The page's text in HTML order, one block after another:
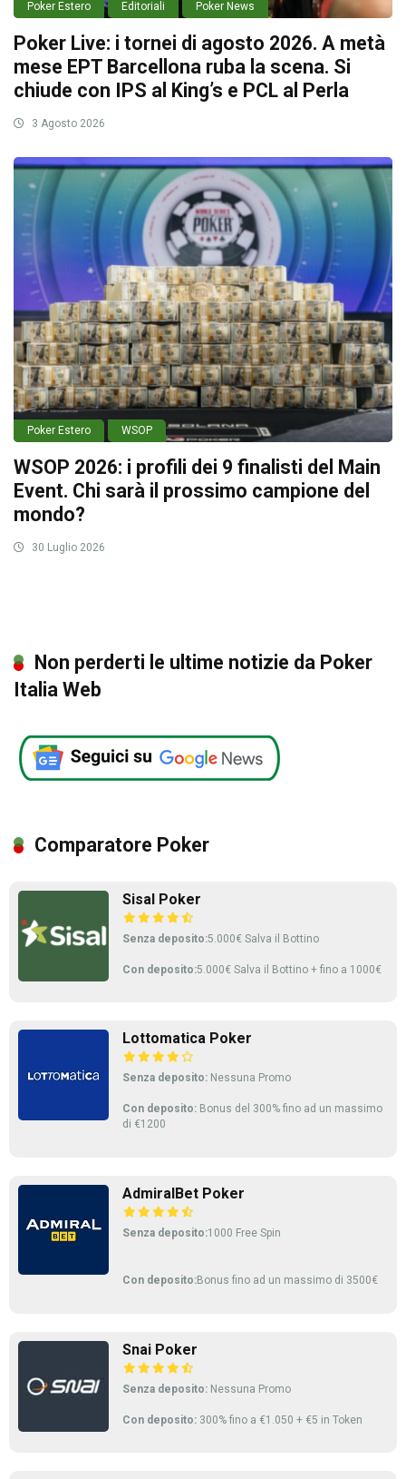
Poker Estero Editoriali Poker News
Poker Live: i tornei di agosto 2026. A metà
mese EPT Barcellona ruba la scena. Si
chiude con IPS al King’s e PCL al Perla
3 Agosto 2026
Poker Estero WSOP
WSOP 2026: i profili dei 9 finalisti del Main
Event. Chi sarà il prossimo campione del
mondo?
30 Luglio 2026
Non perderti le ultime notizie da Poker
Italia Web
Comparatore Poker
Sisal Poker
Senza deposito:5.000€ Salva il Bottino
Con deposito:5.000€ Salva il Bottino + fino a 1000€
Lottomatica Poker
Senza deposito: Nessuna Promo
Con deposito: Bonus del 300% fino ad un massimo
di €1200
AdmiralBet Poker
Senza deposito:1000 Free Spin
Con deposito:Bonus fino ad un massimo di 3500€
Snai Poker
Senza deposito: Nessuna Promo
Con deposito: 300% fino a €1.050 + €5 in Token